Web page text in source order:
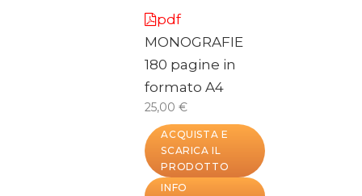
pdf
MONOGRAFIE
180 pagine in
formato A4
25,00 €
ACQUISTA E
SCARICA IL
PRODOTTO
INFO